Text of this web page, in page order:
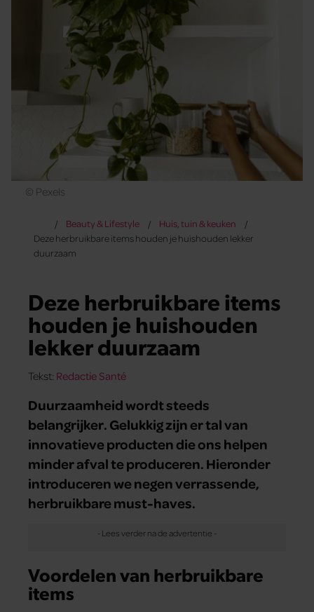
© Pexels
Beauty & Lifestyle
Huis, tuin & keuken
Deze herbruikbare items houden je huishouden lekker
duurzaam
Deze herbruikbare items
houden je huishouden
lekker duurzaam
Tekst: Redactie Santé
Duurzaamheid wordt steeds
belangrijker. Gelukkig zijn er tal van
innovatieve producten die ons helpen
minder afval te produceren. Hieronder
introduceren we negen verrassende,
herbruikbare must-haves.
Voordelen van herbruikbare
items